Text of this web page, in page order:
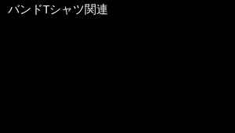
バンドTシャツ関連